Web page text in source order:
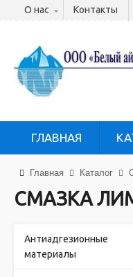
О нас Контакты
ГЛАВНАЯ
Главная Каталог
СМАЗКА
Антиадгезионные
материалы